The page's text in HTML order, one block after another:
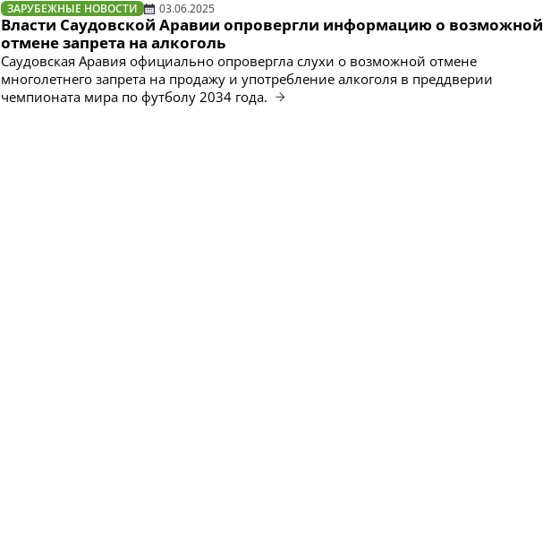
ЗАРУБЕЖНЫЕ НОВОСТИ 03.06.2025
Власти Саудовской Аравии опровергли информацию о возможной
отмене запрета на алкоголь
Саудовская Аравия официально опровергла слухи о возможной отмене
многолетнего запрета на продажу и употребление алкоголя в преддверии
чемпионата мира по футболу 2034 года.